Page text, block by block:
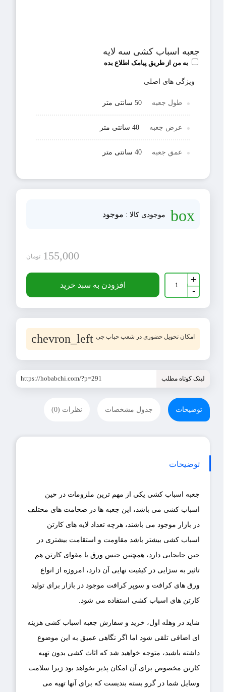
جعبه اسباب کشی سه لایه
به من از طریق پیامک اطلاع بده
ویژگی های اصلی
طول جعبه 50 سانتی متر
عرض جعبه 40 سانتی متر
عمق جعبه 40 سانتی متر
box موجودی کالا : موجود
155,000 تومان
جعبه
اسباب
کشی
سه
لایه
عدد
+
-
افزودن به سبد خرید
امکان تحویل حضوری در شعب حباب چی chevron_left
لینک کوتاه مطلب https://hobabchi.com/?p=291
توضیحات جدول مشخصات نظرات (0)
توضیحات
جعبه اسباب کشی یکی از مهم ترین ملزومات در حین
اسباب کشی می باشد، این جعبه ها در ضخامت های مختلف
در بازار موجود می باشند، هرچه تعداد لایه های کارتن
اسباب کشی بیشتر باشد مقاومت و استقامت بیشتری در
حین جابجایی دارد، همچنین جنس ورق یا مقوای کارتن هم
تاثیر به سزایی در کیفیت نهایی آن دارد، امروزه از انواع
ورق های کرافت و سوپر کرافت موجود در بازار برای تولید
کارتن های اسباب کشی استفاده می شود.
شاید در وهله اول، خرید و سفارش جعبه اسباب کشی هزینه
ای اضافی تلقی شود اما اگر نگاهی عمیق به این موضوع
داشته باشید، متوجه خواهید شد که اثاث کشی بدون تهیه
کارتن مخصوص برای آن امکان پذیر نخواهد بود زیرا سلامت
وسایل شما در گرو بسته بندیست که برای آنها تهیه می